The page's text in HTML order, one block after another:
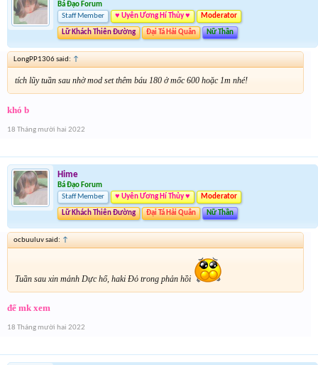
Bá Đạo Forum
Staff Member
♥ Uyên Ương Hí Thủy ♥ Moderator
Lữ Khách Thiên Đường Đại Tá Hải Quân Nữ Thần
LongPP1306 said: ↑
tích lũy tuần sau nhờ mod set thêm báu 180 ở mốc 600 hoặc 1m nhé!
khó b
18 Tháng mười hai 2022
Hime
Bá Đạo Forum
Staff Member
♥ Uyên Ương Hí Thủy ♥ Moderator
Lữ Khách Thiên Đường Đại Tá Hải Quân Nữ Thần
ocbuuluv said: ↑
Tuần sau xin mảnh Dực hổ, haki Đỏ trong phản hồi
để mk xem
18 Tháng mười hai 2022